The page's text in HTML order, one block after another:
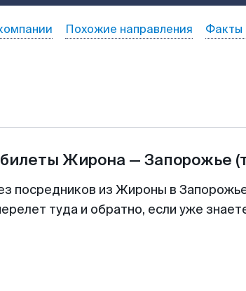
Похожие направления Факты
Жирона — Запорожье
посредников из Жироны в
туда и обратно, если уже